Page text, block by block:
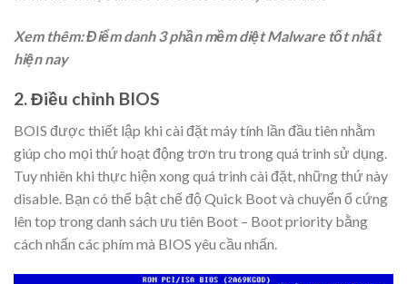
Xem thêm:Điểm danh 3 phần mềm diệt Malware tốt nhất
hiện nay
2. Điều chỉnh BIOS
BOIS được thiết lập khi cài đặt máy tính lần đầu tiên nhằm
giúp cho mọi thứ hoạt động trơn tru trong quá trình sử dụng.
Tuy nhiên khi thực hiện xong quá trình cài đặt, những thứ này
disable. Bạn có thể bật chế độ Quick Boot và chuyển ổ cứng
lên top trong danh sách ưu tiên Boot – Boot priority bằng
cách nhấn các phím mà BIOS yêu cầu nhấn.